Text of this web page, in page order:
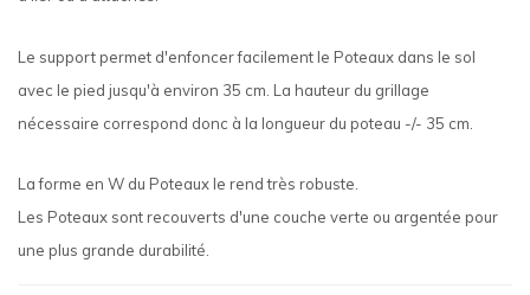
Le support permet d'enfoncer facilement le Poteaux dans le sol
avec le pied jusqu'à environ 35 cm. La hauteur du grillage
nécessaire correspond donc à la longueur du poteau -/- 35 cm.
La forme en W du Poteaux le rend très robuste.
Les Poteaux sont recouverts d'une couche verte ou argentée pour
une plus grande durabilité.